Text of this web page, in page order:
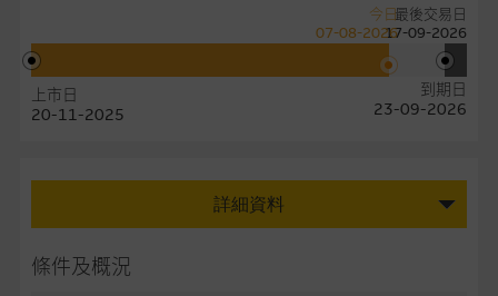
上市日
20-11-2025
今日
07-08-2026
最後交易日
17-09-2026
到期日
23-09-2026
詳細資料
條件及概況